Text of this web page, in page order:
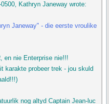
Kathryn Janeway wrote:
Janeway" - die eerste vroulike
en nie Enterprise nie!!!
karakte probeer trek - jou skuld
nog altyd Captain Jean-luc